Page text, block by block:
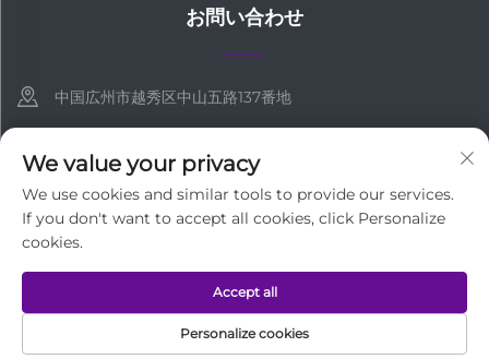
お問い合わせ
中国広州市越秀区中山五路137番地
[email protected]
著作権 © 広州メディテック株式会社 すべての権利を保有
プライバシ
ーポリシー
We value your privacy
We use cookies and similar tools to provide our services.
If you don't want to accept all cookies, click Personalize
cookies.
Personalize cookies
Accept all